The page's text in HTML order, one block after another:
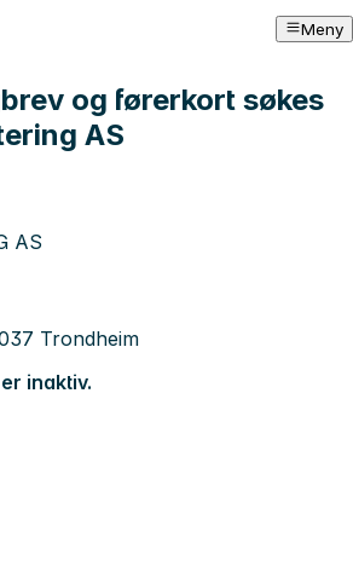
Meny
og førerkort søkes
AS
AS
Trondheim
inaktiv.